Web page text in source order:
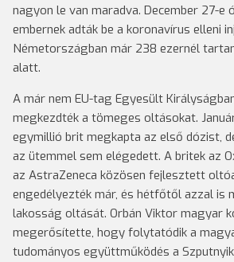
nagyon le van maradva. December 27-e
embernek adták be a koronavírus elleni
Németországban már 238 ezernél
alatt.
A már nem EU-tag Egyesült
megkezdték a tömeges oltásokat.
egymillió brit megkapta az első dózist,
az ütemmel sem elégedett. A britek az
az AstraZeneca közösen fejlesztett
engedélyezték már, és hétfőtől azzal is
lakosság oltását. Orbán Viktor magyar
megerősítette, hogy folytatódik a
tudományos együttműködés a